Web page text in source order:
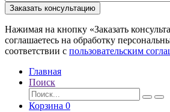
Заказать консультацию
Нажимая на кнопку «Заказать
соглашаетесь на обработку
соответствии с пользовательским
Главная
Поиск
Корзина 0